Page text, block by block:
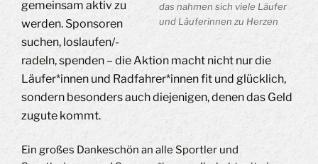
das nahmen sich viele Läufer
und Läuferinnen zu Herzen
gemeinsam aktiv zu
werden. Sponsoren
suchen, loslaufen/-
radeln, spenden – die Aktion macht nicht nur die
Läufer*innen und Radfahrer*innen fit und glücklich,
sondern besonders auch diejenigen, denen das Geld
zugute kommt.
Ein großes Dankeschön an alle Sportler und